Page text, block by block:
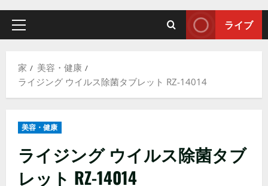
ス
ッ
す
プ
マ
リ
ュ
ライブ
家
美容・健康
ライジング ウイルス除菌タブレット RZ-14014
美容・健康
ライジング ウイルス除菌タブ
レット RZ-14014